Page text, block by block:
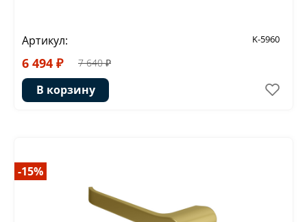
Артикул: K-5960
6 494 ₽ 7 640 ₽
В корзину
-15%